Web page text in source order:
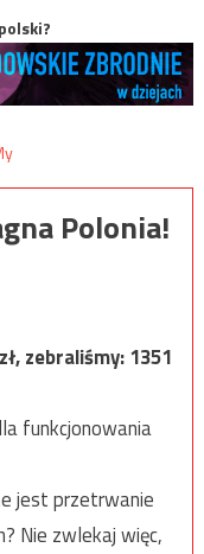
Polonia!
zł, zebraliśmy:1351
funkcjonowania
jest przetrwanie
Nie zwlekaj więc,